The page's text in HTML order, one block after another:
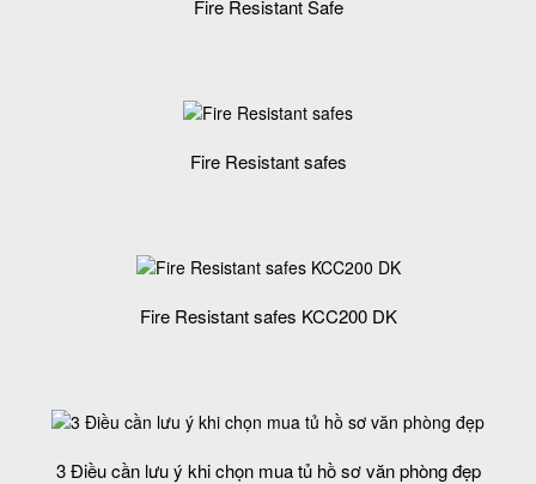
Fire Resistant Safe
Fire Resistant safes
Fire Resistant safes KCC200 DK
3 Điều cần lưu ý khi chọn mua tủ hồ sơ văn phòng đẹp